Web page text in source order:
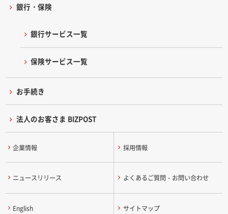
銀行・保険
銀行サービス一覧
保険サービス一覧
お手続き
法人のお客さま BIZPOST
企業情報 採用情報
ニュースリリース よくあるご質問・お問い合わせ
English サイトマップ